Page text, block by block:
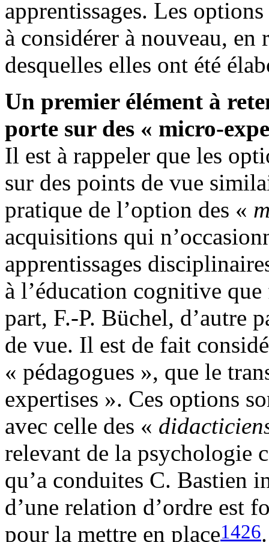
apprentissages. Les
à considérer à nouveau, en
desquelles elles ont été
Un premier élément à
porte sur des « micro-
Il est à rappeler que les
sur des points de vue
pratique de l’option des «
acquisitions qui
apprentissages
à l’éducation cognitive
part, F.-P. Büchel, d’autre
de vue. Il est de fait
« pédagogues », que le
expertises ». Ces options
avec celle des «
relevant de la psychologie
qu’a conduites C. Bastien
d’une relation d’ordre est
pour la mettre en place1426